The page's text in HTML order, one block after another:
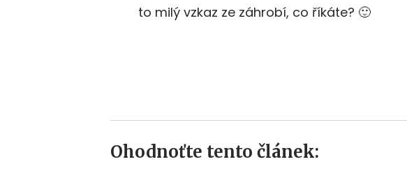
to milý vzkaz ze záhrobí, co říkáte? 🙂
Ohodnoťte tento článek: